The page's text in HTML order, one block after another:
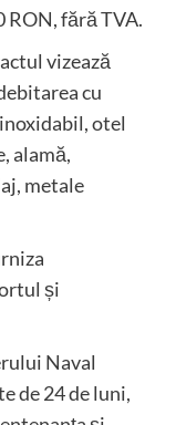
RON, fără TVA.
vizează
cu
otel
alamă,
metale
și
Naval
de 24 de luni,